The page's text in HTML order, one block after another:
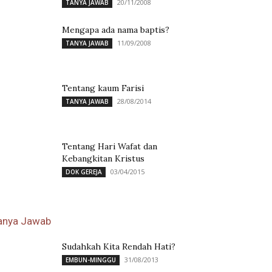
TANYA JAWAB 20/11/2008
Mengapa ada nama baptis?
TANYA JAWAB 11/09/2008
Tentang kaum Farisi
TANYA JAWAB 28/08/2014
Tentang Hari Wafat dan
Kebangkitan Kristus
DOK GEREJA 03/04/2015
Jawab
Sudahkah Kita Rendah Hati?
EMBUN-MINGGU 31/08/2013